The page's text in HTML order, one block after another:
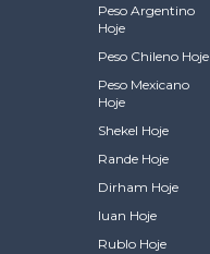
Peso Argentino
Hoje
Peso Chileno Hoje
Peso Mexicano
Hoje
Shekel Hoje
Rande Hoje
Dirham Hoje
Iuan Hoje
Rublo Hoje